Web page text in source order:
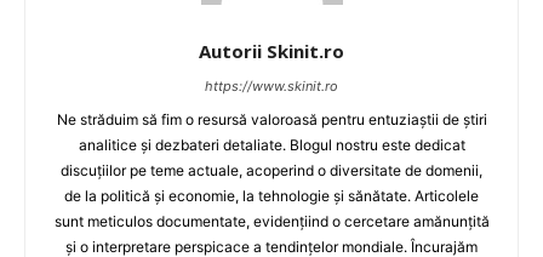
Autorii Skinit.ro
https://www.skinit.ro
Ne străduim să fim o resursă valoroasă pentru entuziaștii de știri
analitice și dezbateri detaliate. Blogul nostru este dedicat
discuțiilor pe teme actuale, acoperind o diversitate de domenii,
de la politică și economie, la tehnologie și sănătate. Articolele
sunt meticulos documentate, evidențiind o cercetare amănunțită
și o interpretare perspicace a tendințelor mondiale. Încurajăm